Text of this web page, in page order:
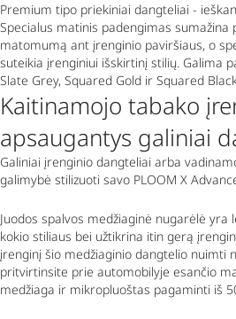
Premium tipo priekiniai dangteliai -
Specialus matinis padengimas sumažina
matomumą ant įrenginio paviršiaus, o
suteikia įrenginiui išskirtinį stilių. Galima
Slate Grey, Squared Gold ir Squared
Kaitinamojo tabako
apsaugantys galiniai
Galiniai įrenginio dangteliai arba
galimybė stilizuoti savo PLOOM X
Juodos spalvos medžiaginė nugarėlė
kokio stiliaus bei užtikrina itin gerą
įrenginį šio medžiaginio dangtelio nuimti
pritvirtinsite prie automobilyje esančio
medžiaga ir mikropluoštas pagaminti iš